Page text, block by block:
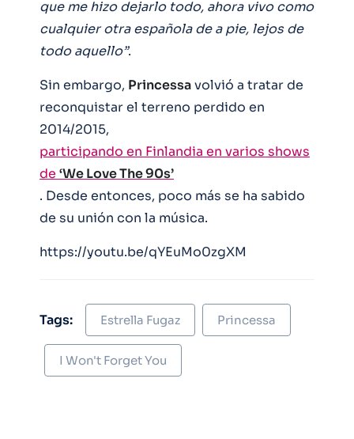
que me hizo dejarlo todo, ahora vivo como
cualquier otra española de a pie, lejos de
todo aquello”.
Sin embargo, Princessavolvió a tratar de
reconquistar el terreno perdido en
2014/2015,
participando en Finlandia en varios shows
de ‘We Love The 90s’
. Desde entonces, poco más se ha sabido
de su unión con la música.
https://youtu.be/qYEuMo0zgXM
Tags: Estrella Fugaz Princessa
I Won't Forget You